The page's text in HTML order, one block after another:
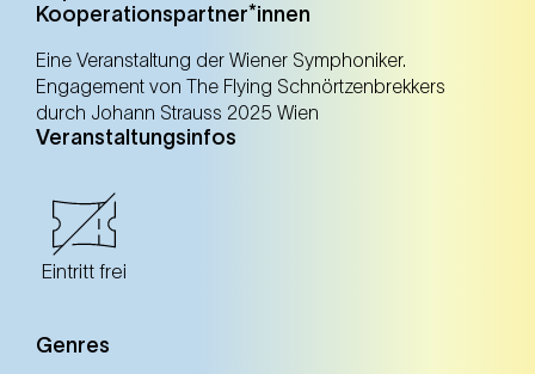
Kooperationspartner*innen
Eine Veranstaltung der Wiener Symphoniker.
Engagement von The Flying Schnörtzenbrekkers
durch Johann Strauss 2025 Wien
Veranstaltungsinfos
Eintritt frei
Genres